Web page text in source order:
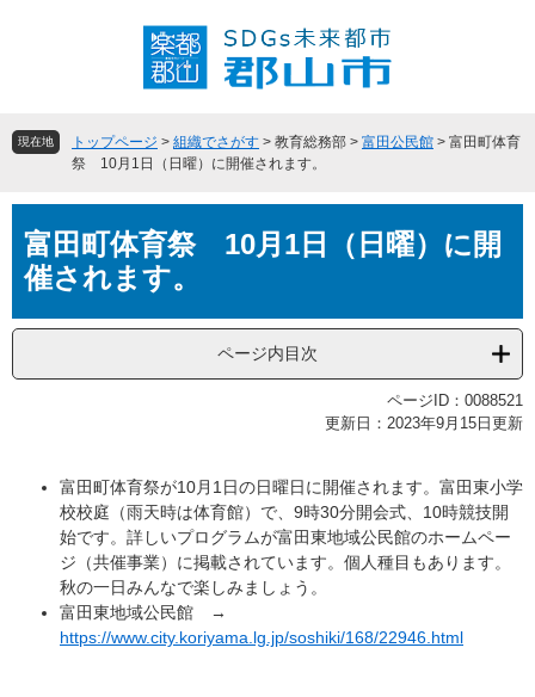
頭
飛現在地 トップページ > 組織でさがす > 教育総務部 > 富田公民館 > 富田町体育
祭 10月1日（日曜）に開催されます。
文富田町体育祭 10月1日（日曜）に開
催されます。
ページ内目次
ページID：0088521
更新日：2023年9月15日更新
富田町体育祭が10月1日の日曜日に開催されます。富田東小学
校校庭（雨天時は体育館）で、9時30分開会式、10時競技開
始です。詳しいプログラムが富田東地域公民館のホームペー
ジ（共催事業）に掲載されています。個人種目もあります。
秋の一日みんなで楽しみましょう。
富田東地域公民館 →
https://www.city.koriyama.lg.jp/soshiki/168/22946.html